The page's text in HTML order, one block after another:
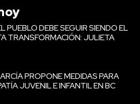
PUEBLO DEBE SEGUIR SIENDO EL
TRANSFORMACIÓN: JULIETA
PROPONE MEDIDAS PARA
JUVENIL E INFANTIL EN BC